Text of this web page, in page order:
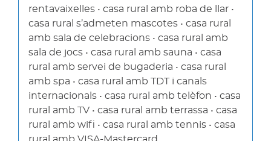
rentavaixelles • casa rural amb roba de llar •
casa rural s’admeten mascotes • casa rural
amb sala de celebracions • casa rural amb
sala de jocs • casa rural amb sauna • casa
rural amb servei de bugaderia • casa rural
amb spa • casa rural amb TDT i canals
internacionals • casa rural amb telèfon • casa
rural amb TV • casa rural amb terrassa • casa
rural amb wifi • casa rural amb tennis • casa
rural amb VISA-Mastercard